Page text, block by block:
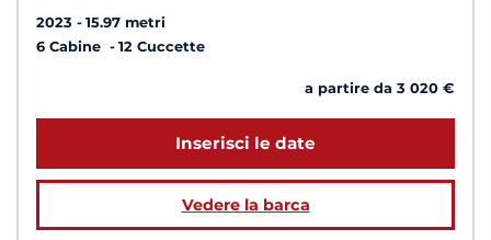
2023
15.97 metri
6 Cabine
12 Cuccette
a partire da 3 020 €
Inserisci le date
Vedere la barca